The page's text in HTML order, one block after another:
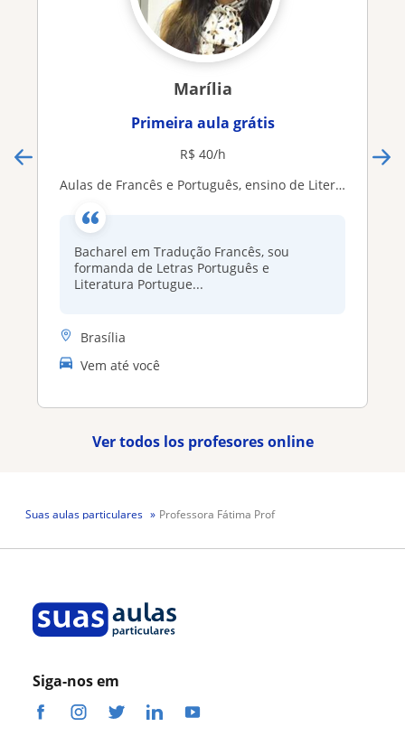
Marília
Primeira aula grátis
R$ 40/h
Aulas de Francês e Português, ensino de Literatura
Bacharel em Tradução Francês, sou
formanda de Letras Português e
Literatura Portugue...
Brasília
Vem até você
Ver todos los profesores online
Suas aulas particulares Professora Fátima Prof
Siga-nos em